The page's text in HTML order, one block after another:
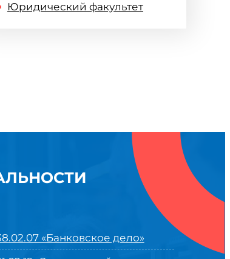
Юридический факультет
«Банковское дело»